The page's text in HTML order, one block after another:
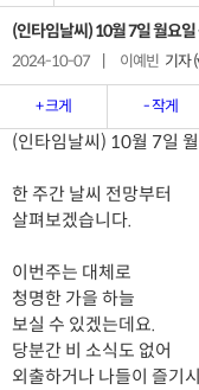
(인타임날씨) 10월 7일 월요
2024-10-07 이예빈 기자
+ 크게 - 작게
(인타임날씨) 10월 7일
한 주간 날씨 전망부터
살펴보겠습니다.
이번주는 대체로
청명한 가을 하늘
보실 수 있겠는데요.
당분간 비 소식도 없어
외출하거나 나들이 즐기